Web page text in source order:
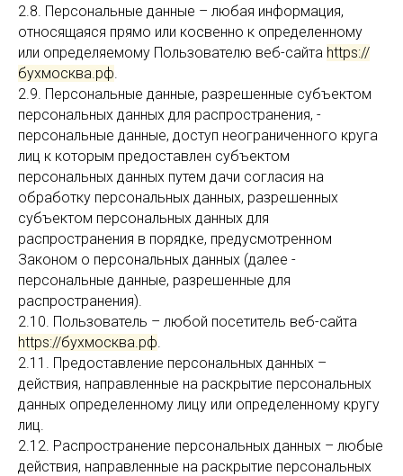
2.8. Персональные данные – любая информация,
относящаяся прямо или косвенно к определенному
или определяемому Пользователю веб-сайта https://
бухмосква.рф.
2.9. Персональные данные, разрешенные субъектом
персональных данных для распространения, -
персональные данные, доступ неограниченного круга
лиц к которым предоставлен субъектом
персональных данных путем дачи согласия на
обработку персональных данных, разрешенных
субъектом персональных данных для
распространения в порядке, предусмотренном
Законом о персональных данных (далее -
персональные данные, разрешенные для
распространения).
2.10. Пользователь – любой посетитель веб-сайта
https://бухмосква.рф.
2.11. Предоставление персональных данных –
действия, направленные на раскрытие персональных
данных определенному лицу или определенному кругу
лиц.
2.12. Распространение персональных данных – любые
действия, направленные на раскрытие персональных